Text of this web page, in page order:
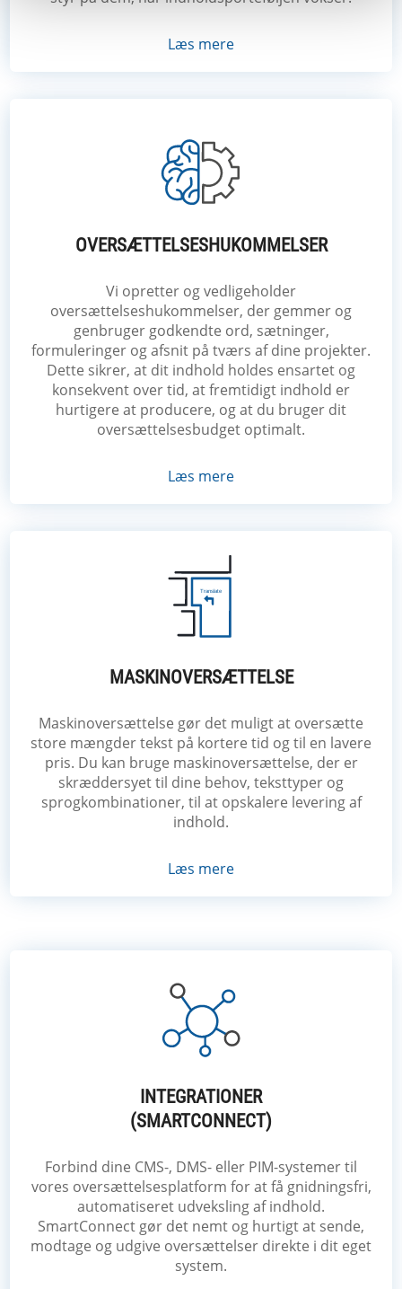
Læs mere
OVERSÆTTELSESHUKOMMELSER
Vi opretter og vedligeholder
oversættelseshukommelser, der gemmer og
genbruger godkendte ord, sætninger,
formuleringer og afsnit på tværs af dine projekter.
Dette sikrer, at dit indhold holdes ensartet og
konsekvent over tid, at fremtidigt indhold er
hurtigere at producere, og at du bruger dit
oversættelsesbudget optimalt.
Læs mere
MASKINOVERSÆTTELSE
Maskinoversættelse gør det muligt at oversætte
store mængder tekst på kortere tid og til en lavere
pris. Du kan bruge maskinoversættelse, der er
skræddersyet til dine behov, teksttyper og
sprogkombinationer, til at opskalere levering af
indhold.
Læs mere
INTEGRATIONER
(SMARTCONNECT)
Forbind dine CMS-, DMS- eller PIM-systemer til
vores oversættelsesplatform for at få gnidningsfri,
automatiseret udveksling af indhold.
SmartConnect gør det nemt og hurtigt at sende,
modtage og udgive oversættelser direkte i dit eget
system.